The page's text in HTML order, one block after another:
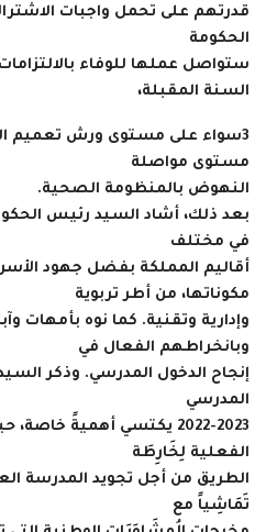
قدرتهم على تحمل واجبات
الحكومة
ستواصل عملها للوفاء
السنة المقبلة،
3سواء على مستوى ورش تعميم
مستوى مواصلة
النهوض بالمنظومة الصحية.
بعد ذلك، أشاد السيد رئيس
في مختلف
أقاليم المملكة بفضل جهود
مكوناتها، من أطر تربوية
وإدارية وتقنية. كما نوه بأمهات
وبانخراطهم الفعال في
إنجاح الدخول المدرسي. وذكر
المدرسي
2022-2023 يكتسي أهميةً
الفعلية لِخَارِطَة
تَمَاشِياً مع